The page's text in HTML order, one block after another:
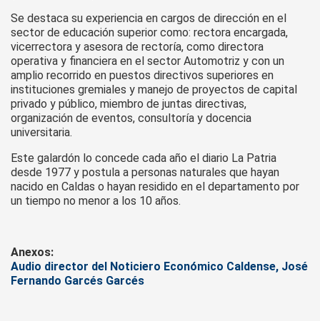
Se destaca su experiencia en cargos de dirección en el
sector de educación superior como: rectora encargada,
vicerrectora y asesora de rectoría, como directora
operativa y financiera en el sector Automotriz y con un
amplio recorrido en puestos directivos superiores en
instituciones gremiales y manejo de proyectos de capital
privado y público, miembro de juntas directivas,
organización de eventos, consultoría y docencia
universitaria.
Este galardón lo concede cada año el diario La Patria
desde 1977 y postula a personas naturales que hayan
nacido en Caldas o hayan residido en el departamento por
un tiempo no menor a los 10 años.
Anexos:
Audio director del Noticiero Económico Caldense, José
Fernando Garcés Garcés